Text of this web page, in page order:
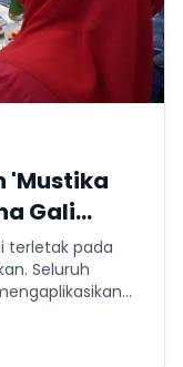
'Mustika
Gali
Lewat
terletak pada
Seluruh
Nusantara